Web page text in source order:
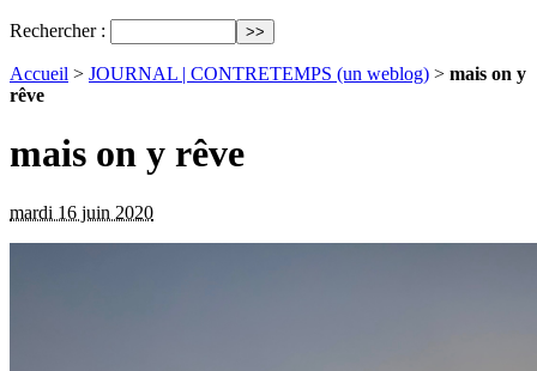
Rechercher :
Accueil > JOURNAL | CONTRETEMPS (un weblog) > mais on y
rêve
mais on y rêve
mardi 16 juin 2020